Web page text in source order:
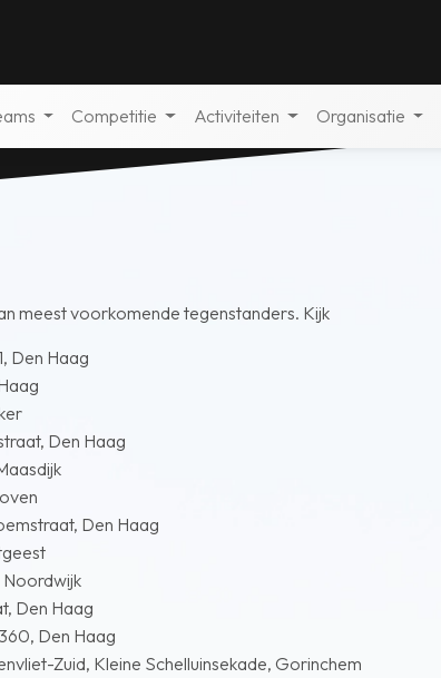
Competitie Activiteiten Organisatie
meest voorkomende tegenstanders. Kijk
Den Haag
Den Haag
Den Haag
Noordwijk
Den Haag
Den Haag
Zuid, Kleine Schelluinsekade, Gorinchem